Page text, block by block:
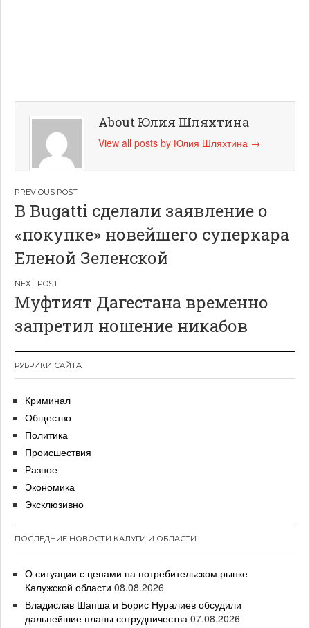
About Юлия Шляхтина
View all posts by Юлия Шляхтина →
Навигация
по
записям
В Bugatti сделали заявление о
«покупке» новейшего суперкара
Еленой Зеленской
Муфтият Дагестана временно
запретил ношение никабов
РУБРИКИ САЙТА
Криминал
Общество
Политика
Происшествия
Разное
Экономика
Эксклюзивно
ПОСЛЕДНИЕ НОВОСТИ КАЛУГИ И ОБЛАСТИ
О ситуации с ценами на потребительском рынке
Калужской области 08.08.2026
Владислав Шапша и Борис Нуралиев обсудили
дальнейшие планы сотрудничества 07.08.2026